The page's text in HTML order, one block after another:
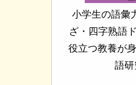
小学生の語彙
ざ・四字熟語
役立つ教養が
語研